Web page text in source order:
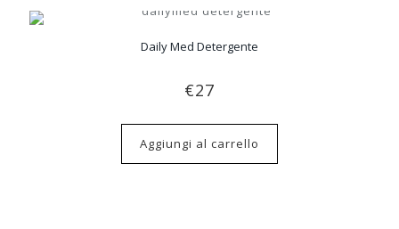
Daily Med Detergente
€27
Aggiungi al carrello